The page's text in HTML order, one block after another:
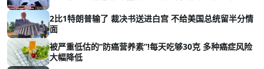
2比1特朗普输了 裁决书送进白宫 不给美国总统留半分情
面
被严重低估的“防癌营养素”!每天吃够30克 多种癌症风险
大幅降低